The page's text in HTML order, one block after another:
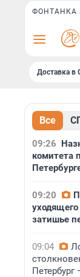
ФОНТАНКА
Доставка в
Все
09:26
комитета
09:20
затишье
09:04